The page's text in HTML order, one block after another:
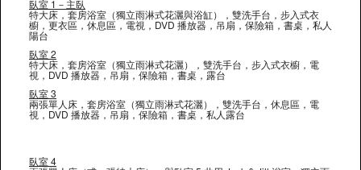
臥室 1－主臥
特大床，套房浴室（獨立雨淋式花灑與浴缸），雙洗手台，步入式衣
櫥，更衣區，休息區，電視，DVD 播放器，吊扇，保險箱，書桌，私人
陽台
臥室 2
特大床，套房浴室（獨立雨淋式花灑），雙洗手台，步入式衣櫥，電
視，DVD 播放器，吊扇，保險箱，書桌，露台
臥室 3
兩張單人床，套房浴室（獨立雨淋式花灑），雙洗手台，休息區，電
視，DVD 播放器，吊扇，保險箱，書桌，私人露台
臥室 4